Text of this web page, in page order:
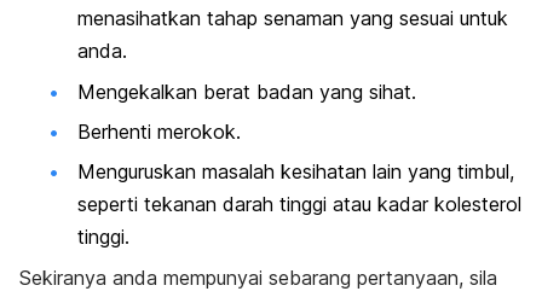
menasihatkan tahap senaman yang sesuai untuk
anda.
Mengekalkan berat badan yang sihat.
Berhenti merokok.
Menguruskan masalah kesihatan lain yang timbul,
seperti tekanan darah tinggi atau kadar kolesterol
tinggi.
Sekiranya anda mempunyai sebarang pertanyaan, sila